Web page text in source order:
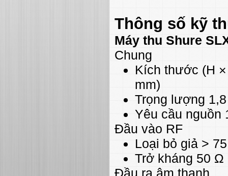
Thông số kỹ
Máy thu Shure
Chung
Kích thước (H
mm)
Trọng lượng
Yêu cầu nguồn
Đầu vào RF
Loại bỏ giả >
Trở kháng 50 Ω
Đầu ra âm thanh